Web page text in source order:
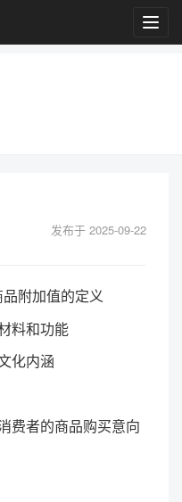
发布于 2025-09-22
附加值的定义
料和功能
化内涵
费者的商品购买意向